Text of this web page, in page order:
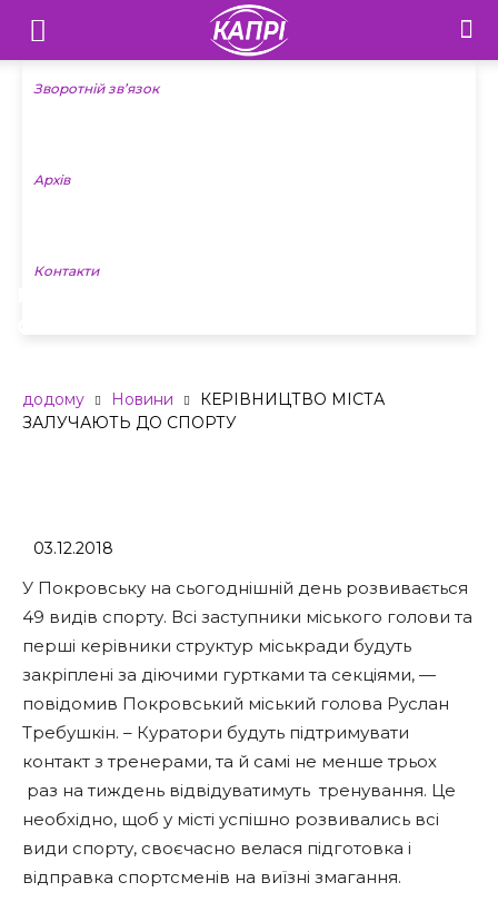
Телебачення
«Капрі»
Новини
Зворотній зв’язок
Архів
Контакти
додому Новини
КЕРІВНИЦТВО МІСТА
ЗАЛУЧАЮТЬ ДО СПОРТУ
03.12.2018
У Покровську на сьогоднішній день розвивається
49 видів спорту. Всі заступники міського голови та
перші керівники структур міськради будуть
закріплені за діючими гуртками та секціями, —
повідомив Покровський міський голова Руслан
Требушкін. – Куратори будуть підтримувати
контакт з тренерами, та й самі не менше трьох
раз на тиждень відвідуватимуть тренування. Це
необхідно, щоб у місті успішно розвивались всі
види спорту, своєчасно велася підготовка і
відправка спортсменів на виїзні змагання.